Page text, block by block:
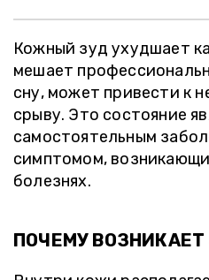
Кожный зуд ухудшает
мешает
сну, может привести к
срыву. Это состояние
самостоятельным
симптомом,
болезнях.
ПОЧЕМУ ВОЗНИКАЕТ